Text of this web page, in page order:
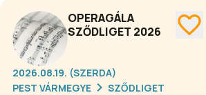
szabadtéri programok színesítik az
évet. A sződligeti programajánló
egész évben kínál kikapcsolódási
lehetőségeket a helyiek és az
idelátogatók számára egyaránt.
OPERAGÁLA
SZŐDLIGET 2026
2026.08.19. (SZERDA)
PEST VÁRMEGYE
SZŐDLIGET